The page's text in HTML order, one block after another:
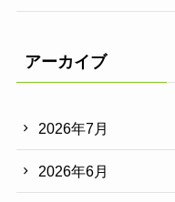
アーカイブ
2026年7月
2026年6月